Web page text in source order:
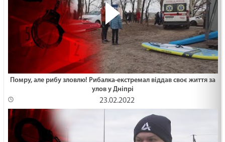
Помру, але рибу зловлю! Рибалка-екстремал віддав своє життя за
улов у Дніпрі
23.02.2022